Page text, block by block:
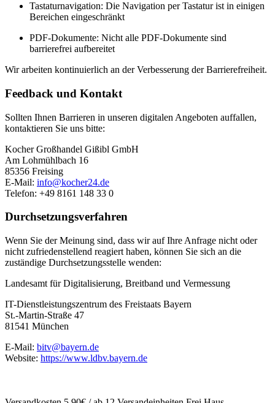
Tastaturnavigation: Die Navigation per Tastatur ist in einigen
Bereichen eingeschränkt
PDF-Dokumente: Nicht alle PDF-Dokumente sind
barrierefrei aufbereitet
Wir arbeiten kontinuierlich an der Verbesserung der Barrierefreiheit.
Feedback und Kontakt
Sollten Ihnen Barrieren in unseren digitalen Angeboten auffallen,
kontaktieren Sie uns bitte:
Kocher Großhandel Gißibl GmbH
Am Lohmühlbach 16
85356 Freising
E-Mail: info@kocher24.de
Telefon: +49 8161 148 33 0
Durchsetzungsverfahren
Wenn Sie der Meinung sind, dass wir auf Ihre Anfrage nicht oder
nicht zufriedenstellend reagiert haben, können Sie sich an die
zuständige Durchsetzungsstelle wenden:
Landesamt für Digitalisierung, Breitband und Vermessung
IT-Dienstleistungszentrum des Freistaats Bayern
St.-Martin-Straße 47
81541 München
E-Mail: bitv@bayern.de
Website: https://www.ldbv.bayern.de